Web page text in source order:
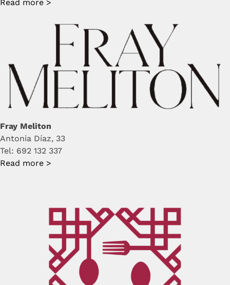
Read more >
Fray Meliton
Antonia Díaz, 33
Tel: 692 132 337
Read more >